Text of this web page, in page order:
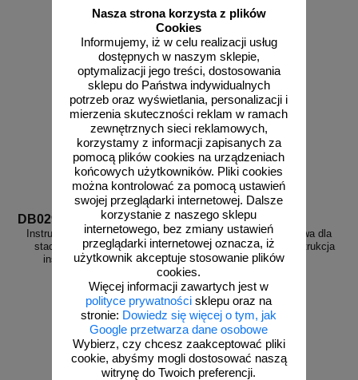
Nasza strona korzysta z plików
Cookies
Informujemy, iż w celu realizacji usług
dostępnych w naszym sklepie,
optymalizacji jego treści, dostosowania
sklepu do Państwa indywidualnych
potrzeb oraz wyświetlania, personalizacji i
mierzenia skuteczności reklam w ramach
zewnętrznych sieci reklamowych,
korzystamy z informacji zapisanych za
pomocą plików cookies na urządzeniach
końcowych użytkowników. Pliki cookies
można kontrolować za pomocą ustawień
swojej przeglądarki internetowej. Dalsze
korzystanie z naszego sklepu
internetowego, bez zmiany ustawień
przeglądarki internetowej oznacza, iż
użytkownik akceptuje stosowanie plików
cookies.
Więcej informacji zawartych jest w
polityce prywatności sklepu oraz na
stronie: Dowiedz się więcej o tym, jak
Google przetwarza dane osobowe
Wybierz, czy chcesz zaakceptować pliki
cookie, abyśmy mogli dostosować naszą
witrynę do Twoich preferencji.
DB029
Instrukcja przeciwpożarowa dla
stacji paliw gazu płynnego -
instrukcja ppoż - DB029
od 10,86 zł
8,83 zł netto
do koszyka
DB006
Instrukcja przeciwpożarowa dla
stacji paliw płynnych - instrukcja
ppoż - DB006
od 10,86 zł
8,83 zł netto
do koszyka